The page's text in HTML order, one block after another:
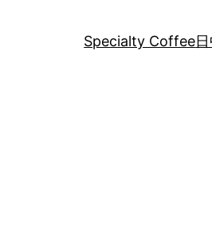
Specialty Coffee